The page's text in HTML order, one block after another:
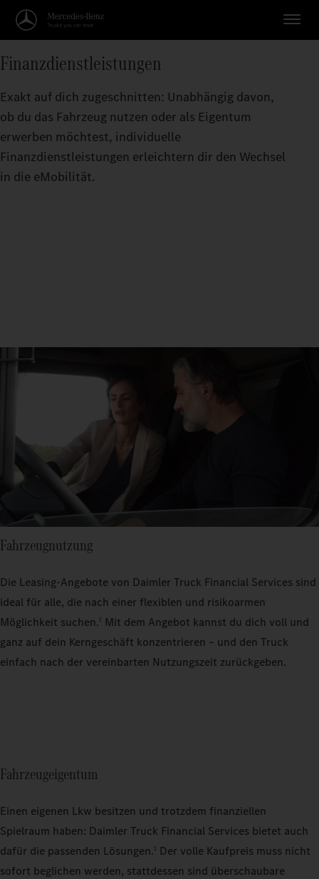
Finanzdienstleistungen
Exakt auf dich zugeschnitten: Unabhängig davon,
ob du das Fahrzeug nutzen oder als Eigentum
erwerben möchtest, individuelle
Finanzdienstleistungen erleichtern dir den Wechsel
in die eMobilität.
Fahrzeugnutzung
Die Leasing-Angebote von Daimler Truck Financial Services sind
ideal für alle, die nach einer flexiblen und risikoarmen
Möglichkeit suchen.1 Mit dem Angebot kannst du dich voll und
ganz auf dein Kerngeschäft konzentrieren – und den Truck
einfach nach der vereinbarten Nutzungszeit zurückgeben.
Fahrzeugeigentum
Einen eigenen Lkw besitzen und trotzdem finanziellen
Spielraum haben: Daimler Truck Financial Services bietet auch
dafür die passenden Lösungen.1 Der volle Kaufpreis muss nicht
sofort beglichen werden, stattdessen sind überschaubare